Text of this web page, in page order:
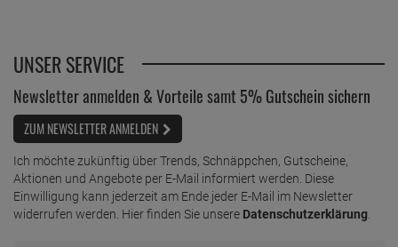
UNSER SERVICE
Newsletter anmelden & Vorteile samt 5% Gutschein sichern
ZUM NEWSLETTER ANMELDEN
Ich möchte zukünftig über Trends, Schnäppchen, Gutscheine,
Aktionen und Angebote per E-Mail informiert werden. Diese
Einwilligung kann jederzeit am Ende jeder E-Mail im Newsletter
widerrufen werden. Hier finden Sie unsere Datenschutzerklärung